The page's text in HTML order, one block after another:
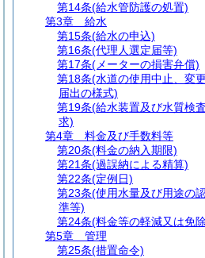
第14条(給水管防護の処置)
第3章
給水
第15条(給水の申込)
第16条(代理人選定届等)
第17条(メーターの損害弁償)
第18条(水道の使用中止、変
届出の様式)
第19条(給水装置及び水質検
求)
第4章
料金及び手数料等
第20条(料金の納入期限)
第21条(過誤納による精算)
第22条(定例日)
第23条(使用水量及び用途の
準等)
第24条(料金等の軽減又は免
第5章
管理
第25条(措置命令)